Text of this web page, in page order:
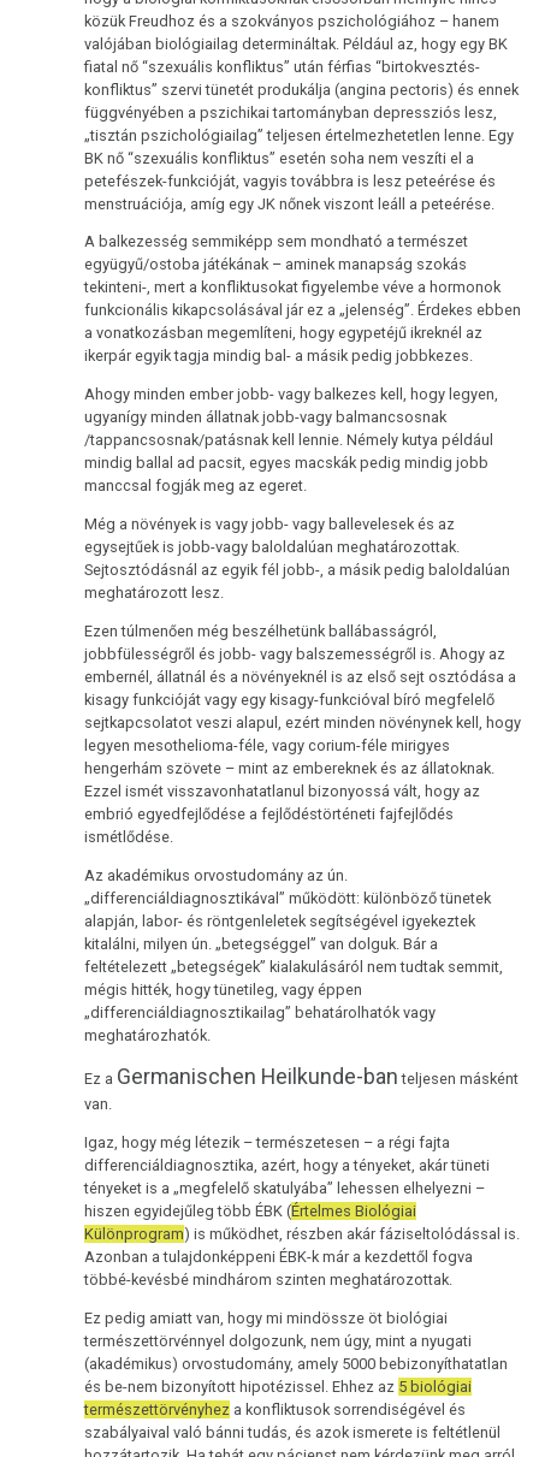
közük Freudhoz és a szokványos pszichológiához – hanem
valójában biológiailag determináltak. Például az, hogy egy BK
fiatal nő “szexuális konfliktus” után férfias “birtokvesztés-
konfliktus” szervi tünetét produkálja (angina pectoris) és ennek
függvényében a pszichikai tartományban depressziós lesz,
„tisztán pszichológiailag” teljesen értelmezhetetlen lenne. Egy
BK nő “szexuális konfliktus” esetén soha nem veszíti el a
petefészek-funkcióját, vagyis továbbra is lesz peteérése és
menstruációja, amíg egy JK nőnek viszont leáll a peteérése.
A balkezesség semmiképp sem mondható a természet
együgyű/ostoba játékának – aminek manapság szokás
tekinteni-, mert a konfliktusokat figyelembe véve a hormonok
funkcionális kikapcsolásával jár ez a „jelenség”. Érdekes ebben
a vonatkozásban megemlíteni, hogy egypetéjű ikreknél az
ikerpár egyik tagja mindig bal- a másik pedig jobbkezes.
Ahogy minden ember jobb- vagy balkezes kell, hogy legyen,
ugyanígy minden állatnak jobb-vagy balmancsosnak
/tappancsosnak/patásnak kell lennie. Némely kutya például
mindig ballal ad pacsit, egyes macskák pedig mindig jobb
manccsal fogják meg az egeret.
Még a növények is vagy jobb- vagy ballevelesek és az
egysejtűek is jobb-vagy baloldalúan meghatározottak.
Sejtosztódásnál az egyik fél jobb-, a másik pedig baloldalúan
meghatározott lesz.
Ezen túlmenően még beszélhetünk ballábasságról,
jobbfülességről és jobb- vagy balszemességről is. Ahogy az
embernél, állatnál és a növényeknél is az első sejt osztódása a
kisagy funkcióját vagy egy kisagy-funkcióval bíró megfelelő
sejtkapcsolatot veszi alapul, ezért minden növénynek kell, hogy
legyen mesothelioma-féle, vagy corium-féle mirigyes
hengerhám szövete – mint az embereknek és az állatoknak.
Ezzel ismét visszavonhatatlanul bizonyossá vált, hogy az
embrió egyedfejlődése a fejlődéstörténeti fajfejlődés
ismétlődése.
Az akadémikus orvostudomány az ún.
„differenciáldiagnosztikával” működött: különböző tünetek
alapján, labor- és röntgenleletek segítségével igyekeztek
kitalálni, milyen ún. „betegséggel” van dolguk. Bár a
feltételezett „betegségek” kialakulásáról nem tudtak semmit,
mégis hitték, hogy tünetileg, vagy éppen
„differenciáldiagnosztikailag” behatárolhatók vagy
meghatározhatók.
Ez a Germanischen Heilkunde-ban teljesen másként
van.
Igaz, hogy még létezik – természetesen – a régi fajta
differenciáldiagnosztika, azért, hogy a tényeket, akár tüneti
tényeket is a „megfelelő skatulyába” lehessen elhelyezni –
hiszen egyidejűleg több ÉBK (Értelmes Biológiai
Különprogram) is működhet, részben akár fáziseltolódással is.
Azonban a tulajdonképpeni ÉBK-k már a kezdettől fogva
többé-kevésbé mindhárom szinten meghatározottak.
Ez pedig amiatt van, hogy mi mindössze öt biológiai
természettörvénnyel dolgozunk, nem úgy, mint a nyugati
(akadémikus) orvostudomány, amely 5000 bebizonyíthatatlan
és be-nem bizonyított hipotézissel. Ehhez az 5 biológiai
természettörvényhez a konfliktusok sorrendiségével és
szabályaival való bánni tudás, és azok ismerete is feltétlenül